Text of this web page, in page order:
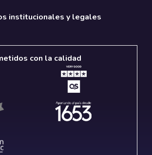
institucionales y legales
con la calidad